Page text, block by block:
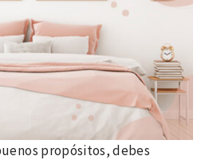
propósitos, debes